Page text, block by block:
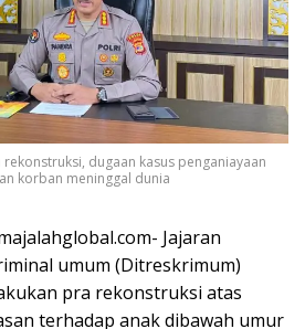
dugaan kasus penganiayaan
korban meninggal dunia
Jajaran
umum (Ditreskrimum)
pra rekonstruksi atas
terhadap anak dibawah umur